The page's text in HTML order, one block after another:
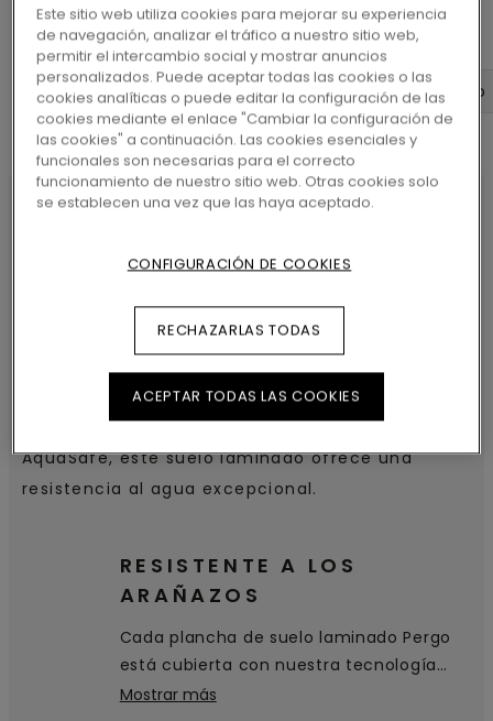
Dimensiones Diseño Datos del producto
PRESUPUESTO
El Roble cappuccino presenta un diseño y
tecnología clásicos y un bisel visual. La capa
ascética para vivir con total comodidad en un
espacio libre y luminoso. Con la tecnología
AquaSafe, este suelo laminado ofrece una
resistencia al agua excepcional.
RESISTENTE A LOS
ARAÑAZOS
Cada plancha de suelo laminado Pergo
está cubierta con nuestra tecnología
patentada TitanX™. Esta capa superior
Mostrar más
Este sitio web utiliza cookies para mejorar su experiencia
de navegación, analizar el tráfico a nuestro sitio web,
permitir el intercambio social y mostrar anuncios
personalizados. Puede aceptar todas las cookies o las
cookies analíticas o puede editar la configuración de las
cookies mediante el enlace "Cambiar la configuración de
las cookies" a continuación. Las cookies esenciales y
funcionales son necesarias para el correcto
funcionamiento de nuestro sitio web. Otras cookies solo
se establecen una vez que las haya aceptado.
CONFIGURACIÓN DE COOKIES
RECHAZARLAS TODAS
ACEPTAR TODAS LAS COOKIES